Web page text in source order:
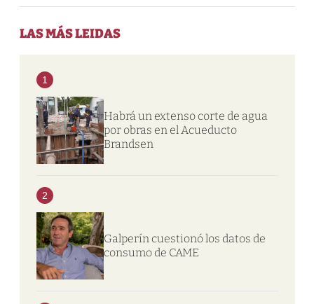
LAS MÁS LEIDAS
1
Habrá un extenso corte de agua
por obras en el Acueducto
Brandsen
2
Galperín cuestionó los datos de
consumo de CAME